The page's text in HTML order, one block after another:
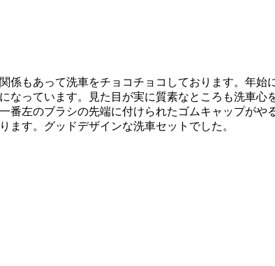
係もあって洗車をチョコチョコしております。年始
なっています。見た目が実に質素なところも洗車
番左のブラシの先端に付けられたゴムキャップが
ます。グッドデザインな洗車セットでした。